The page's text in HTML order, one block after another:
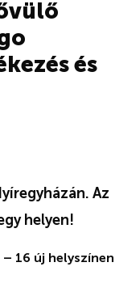
és
Az
helyen!
16 új helyszínen